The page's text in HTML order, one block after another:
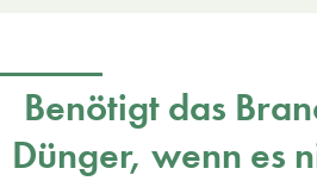
Benötigt das
Dünger, wenn es